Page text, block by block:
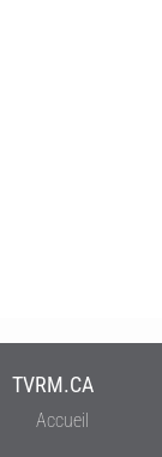
TVRM.CA
Accueil